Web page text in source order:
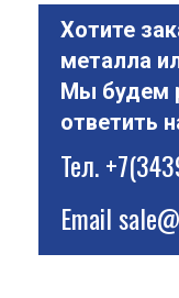
Хотите
металла
Мы будем
ответить
Тел.
Email